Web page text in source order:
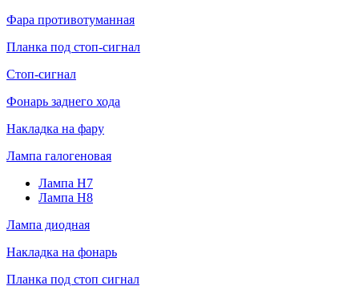
Фара противотуманная
Планка под стоп-сигнал
Стоп-сигнал
Фонарь заднего хода
Накладка на фару
Лампа галогеновая
Лампа H7
Лампа H8
Лампа диодная
Накладка на фонарь
Планка под стоп сигнал